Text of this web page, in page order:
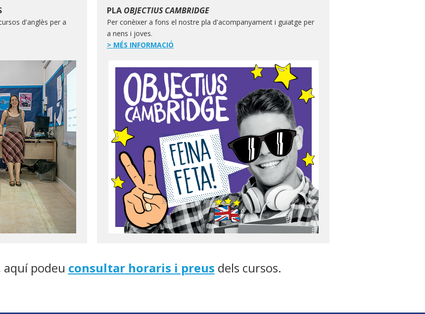
d'anglès per a
PLA OBJECTIUS CAMBRIDGE
Per conèixer a fons el nostre pla d'acompanyament i guiatge per
a nens i joves.
> MÉS INFORMACIÓ
aquí podeu consultar horaris i preus dels cursos.